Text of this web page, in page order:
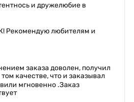
и дружелюбие в
Рекомендую любителям и
заказа доволен, получил
качестве, что и заказывал
мгновенно .Заказ